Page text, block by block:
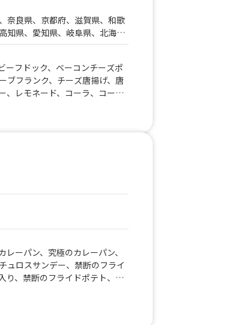
奈良県、京都府、滋賀県、和歌
知県、愛知県、岐阜県、北海
岡県、三重県、広島県、福岡
、新潟県、富山県、石川県、
岡山県、山口県、佐賀県、熊本
ーフドック、ベーコンチーズポ
ブフランク、チーズ唐揚げ、唐
、レモネード、コーラ、コーヒ
ーパン、究極のカレーパン、
ュロスサンデー、禁断のフライ
り、禁断のフライドポテト、い